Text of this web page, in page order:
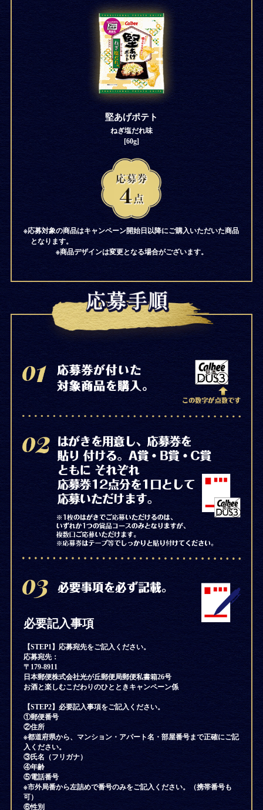
堅あげポテト
ねぎ塩だれ味
[60g]
※応募対象の商品はキャンペーン開始日以降にご購入いただいた商品
となります。
※商品デザインは変更となる場合がございます。
必要記入事項
【STEP1】応募宛先をご記入ください。
応募宛先：
〒179-8911
日本郵便株式会社光が丘郵便局郵便私書箱26号
お酒と楽しむこだわりのひとときキャンペーン係
【STEP2】必要記入事項をご記入ください。
①郵便番号
②住所
※都道府県から、マンション・アパート名・部屋番号まで正確にご記
入ください。
③氏名（フリガナ）
④年齢
⑤電話番号
※市外局番から左詰めで番号のみをご記入ください。（携帯番号も
可）
⑥性別